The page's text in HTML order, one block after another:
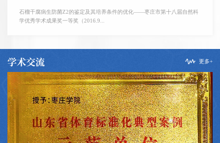
石榴干腐病生防菌Z2的鉴定及其培养条件的优化——枣庄市第十八届自然科
学优秀学术成果奖一等奖（2016.9...
学术交流 更多+